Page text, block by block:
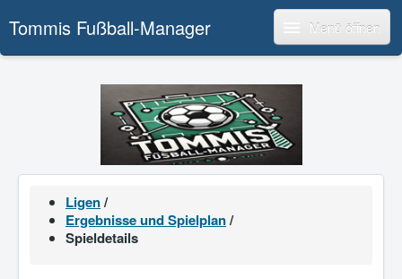
Tommis Fußball-Manager Menü öffnen
Ligen/
Ergebnisse und Spielplan/
Spieldetails